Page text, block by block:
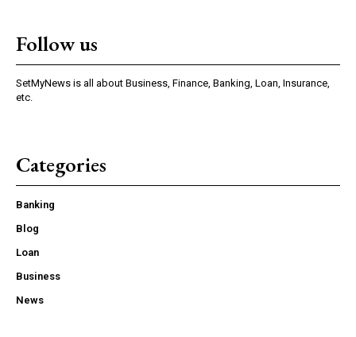
Follow us
SetMyNews is all about Business, Finance, Banking, Loan, Insurance,
etc.
Categories
Banking
Blog
Loan
Business
News